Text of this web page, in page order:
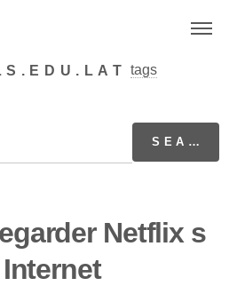
tags
Netflix s